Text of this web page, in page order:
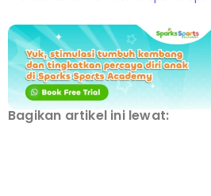
Bagikan artikel ini lewat: